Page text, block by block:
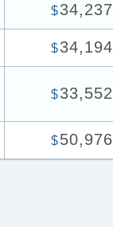
$34,237
$34,194
$33,552
$50,976